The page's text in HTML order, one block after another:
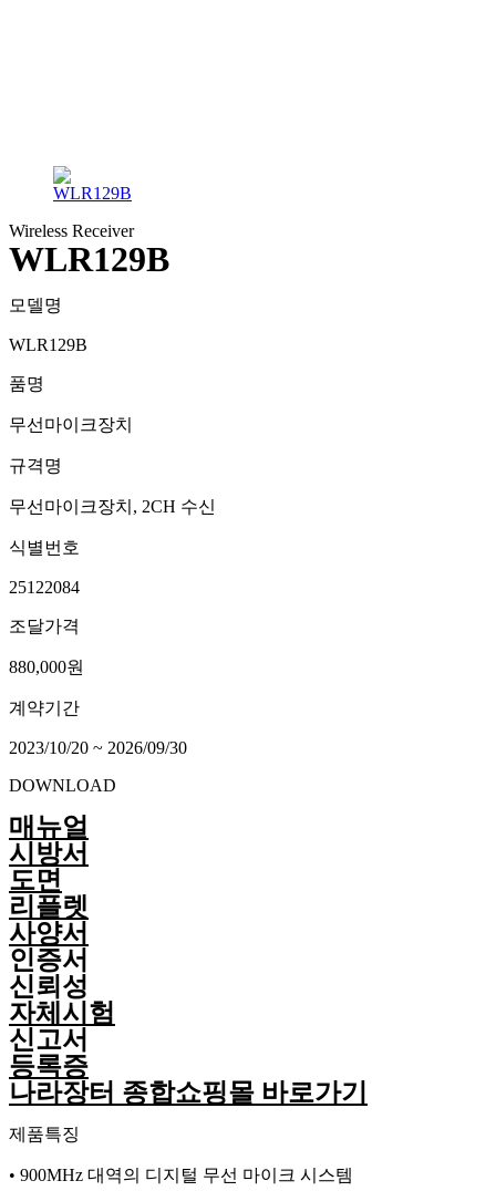
Wireless Receiver
WLR129B
모델명
WLR129B
품명
무선마이크장치
규격명
무선마이크장치, 2CH 수신
식별번호
25122084
조달가격
880,000원
계약기간
2023/10/20 ~ 2026/09/30
DOWNLOAD
매뉴얼
시방서
도면
리플렛
사양서
인증서
신뢰성
자체시험
신고서
등록증
나라장터 종합쇼핑몰 바로가기
제품특징
• 900MHz 대역의 디지털 무선 마이크 시스템